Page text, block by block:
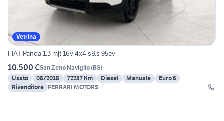
Vetrina
FIAT Panda 1.3 mjt 16v 4x4 s&s 95cv
10.500 €San Zeno Naviglio(BS)
Usato
08/2018 72287 Km Diesel Manuale
Euro 6
Rivenditore FERRARI MOTORS